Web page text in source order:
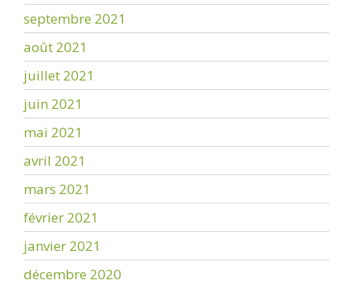
septembre 2021
août 2021
juillet 2021
juin 2021
mai 2021
avril 2021
mars 2021
février 2021
janvier 2021
décembre 2020